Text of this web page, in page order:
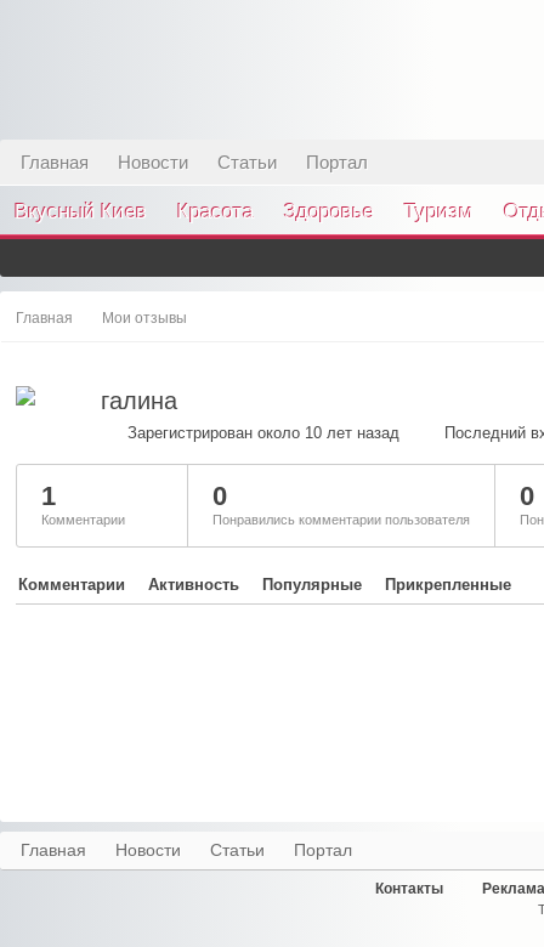
Главная Новости Статьи Портал
Вкусный Киев Красота Здоровье Туризм
Главная Мои отзывы
галина
Зарегистрирован около 10 лет назад Последний
1
Комментарии
0
Понравились комментарии пользователя
0
Комментарии Активность Популярные Прикрепленные
Главная Новости Статьи Портал
Контакты